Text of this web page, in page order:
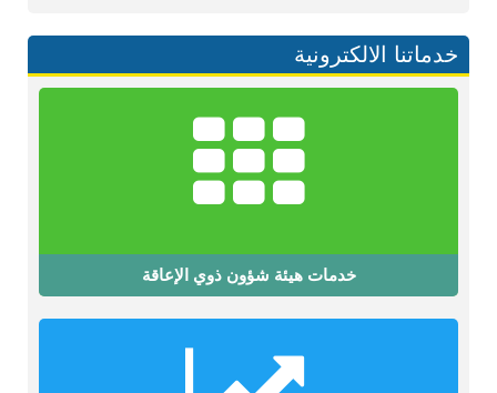
خدماتنا الالكترونية
خدمات هيئة شؤون ذوي الإعاقة